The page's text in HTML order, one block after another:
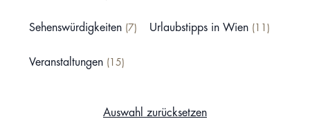
Sehenswürdigkeiten (7) Urlaubstipps in Wien (11)
Veranstaltungen (15)
Auswahl zurücksetzen